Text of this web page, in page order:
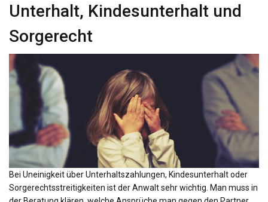
Unterhalt, Kindesunterhalt und
Sorgerecht
Bei Uneinigkeit über Unterhaltszahlungen, Kindesunterhalt oder
Sorgerechtsstreitigkeiten ist der Anwalt sehr wichtig. Man muss in